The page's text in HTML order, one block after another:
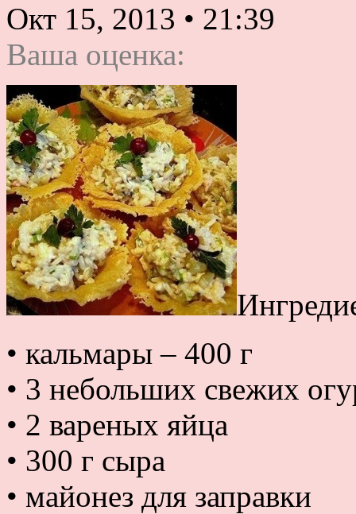
Окт 15, 2013 • 21:39
Ваша оценка:
• кальмары – 400 г
• 3 небольших свежих
• 2 вареных яйца
• 300 г сыра
• майонез для заправки